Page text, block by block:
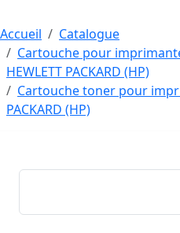
Accueil
Catalogue
Cartouche pour
HEWLETT PACKARD (HP)
Cartouche toner pour
PACKARD (HP)